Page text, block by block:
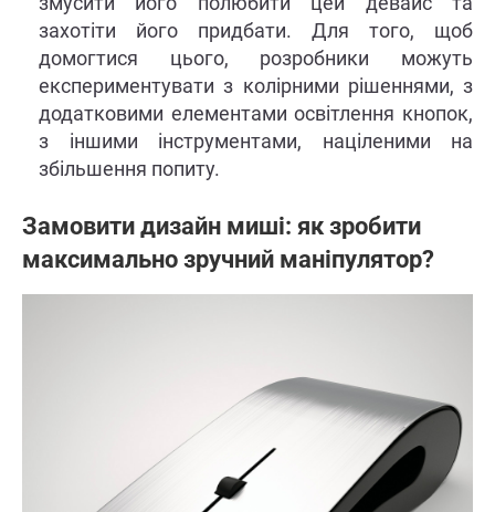
захотіти його придбати. Для того, щоб
домогтися цього, розробники можуть
експериментувати з колірними рішеннями, з
додатковими елементами освітлення кнопок,
з іншими інструментами, націленими на
збільшення попиту.
Замовити дизайн миші: як зробити
максимально зручний маніпулятор?